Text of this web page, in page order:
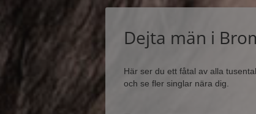
Dejta män i
Här ser du ett fåtal av alla
och se fler singlar nära dig.